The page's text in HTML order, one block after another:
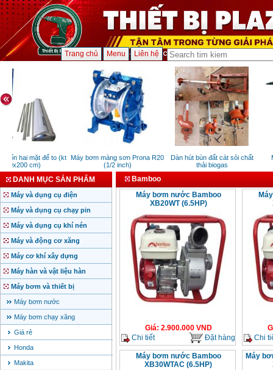
Trang chủ Menu Liên hệ
hai mặt đế to (kt
80x200 cm)
Máy bơm màng sơn Prona R20
(1/2 inch)
Dàn hút bùn đất cát sỏi chất
thải biogas
DANH MỤC SẢN PHẨM
Máy và dụng cụ điện
Máy và dụng cụ chạy pin
Máy và dụng cụ khí nén
Máy và động cơ xăng
Máy cơ khí xây dựng
Máy hàn và vật liệu hàn
Máy bơm và thiết bị
Máy bơm nước
Máy bơm chạy xăng
Giá rẻ
Honda
Makita
Bamboo
Máy bơm nước Bamboo
XB20WT (6.5HP)
Giá: 2.900.000VND
Chi tiết
Đặt hàng
Chi
Máy bơm nước Bamboo
XB30WTAC (6.5HP)
Máy